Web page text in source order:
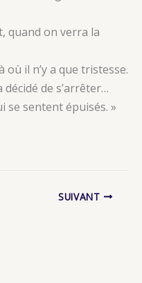
quand on verra la
où il n’y a que tristesse.
décidé de s’arrêter…
se sentent épuisés. »
SUIVANT